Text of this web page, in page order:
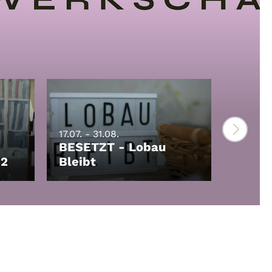
17.07. - 31.08.
BESETZT - Lobau
Bleibt
LEIHEN